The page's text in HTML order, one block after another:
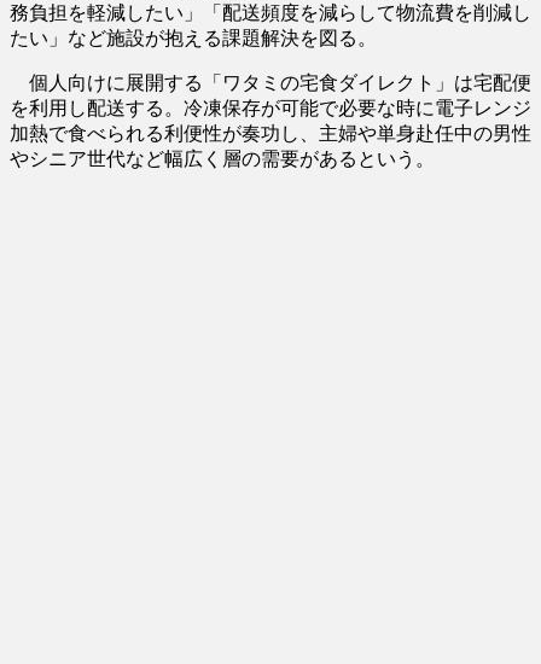
務負担を軽減したい」「配送頻度を減らして物流費を削減し
たい」など施設が抱える課題解決を図る。
個人向けに展開する「ワタミの宅食ダイレクト」は宅配便
を利用し配送する。冷凍保存が可能で必要な時に電子レンジ
加熱で食べられる利便性が奏功し、主婦や単身赴任中の男性
やシニア世代など幅広く層の需要があるという。